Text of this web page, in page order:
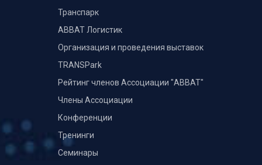
Транспарк
ABBAT Логистик
Организация и проведения выставок
TRANSPark
Рейтинг членов Ассоциации "АВВАТ"
Члены Ассоциации
Конференции
Тренинги
Семинары